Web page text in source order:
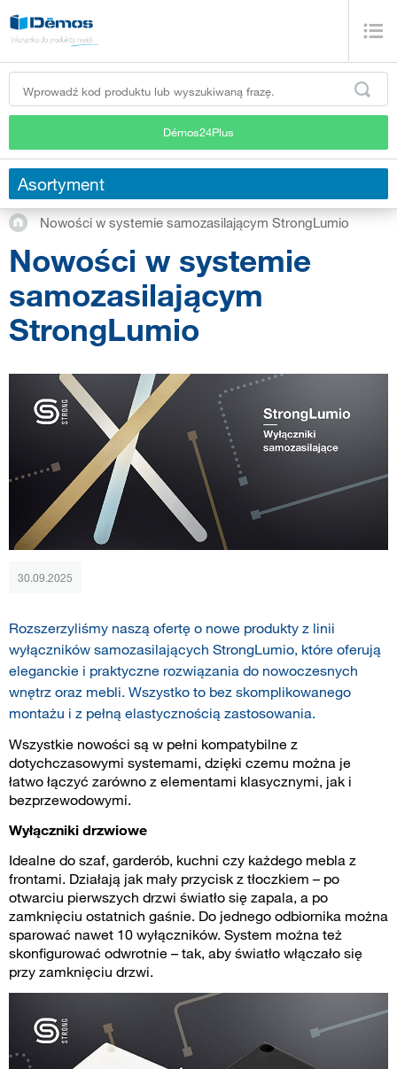
Démos24Plus
Asortyment
Nowości w systemie samozasilającym StrongLumio
Nowości w systemie
samozasilającym
StrongLumio
30.09.2025
Rozszerzyliśmy naszą ofertę o nowe produkty z linii
wyłączników samozasilających StrongLumio, które oferują
eleganckie i praktyczne rozwiązania do nowoczesnych
wnętrz oraz mebli. Wszystko to bez skomplikowanego
montażu i z pełną elastycznością zastosowania.
Wszystkie nowości są w pełni kompatybilne z
dotychczasowymi systemami, dzięki czemu można je
łatwo łączyć zarówno z elementami klasycznymi, jak i
bezprzewodowymi.
Wyłączniki drzwiowe
Idealne do szaf, garderób, kuchni czy każdego mebla z
frontami. Działają jak mały przycisk z tłoczkiem – po
otwarciu pierwszych drzwi światło się zapala, a po
zamknięciu ostatnich gaśnie. Do jednego odbiornika można
sparować nawet 10 wyłączników. System można też
skonfigurować odwrotnie – tak, aby światło włączało się
przy zamknięciu drzwi.